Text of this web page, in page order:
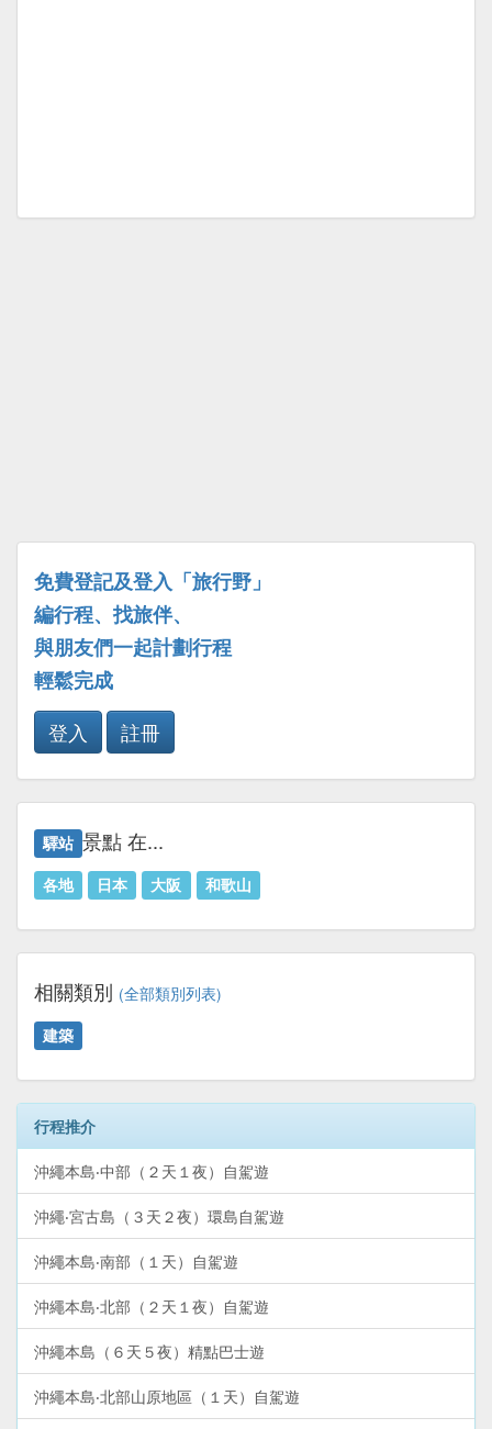
免費登記及登入「旅行野」
編行程、找旅伴、
與朋友們一起計劃行程
輕鬆完成
登入
註冊
驛站 景點 在...
各地 日本 大阪 和歌山
相關類別 (全部類別列表)
建築
行程推介
沖繩本島‧中部（２天１夜）自駕遊
沖繩‧宮古島（３天２夜）環島自駕遊
沖繩本島‧南部（１天）自駕遊
沖繩本島‧北部（２天１夜）自駕遊
沖繩本島（６天５夜）精點巴士遊
沖繩本島‧北部山原地區（１天）自駕遊